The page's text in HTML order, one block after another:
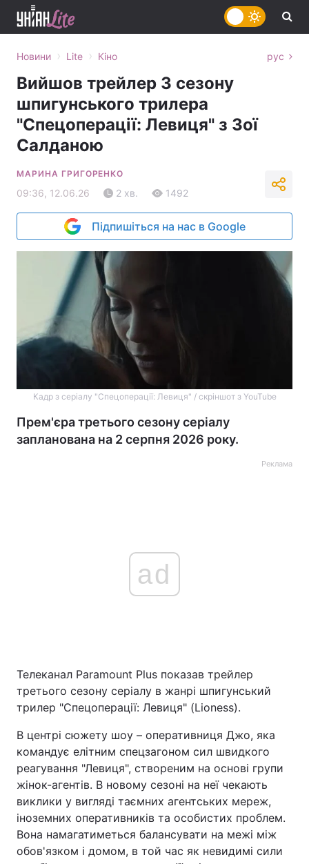
Головна Війна
Україна Політика
Економіка Світ
Спорт Наука
Техно і зв'язок Лайт
Здоров'я Туризм
Новини › Lite › Кіно рус
Вийшов трейлер 3 сезону
шпигунського трилера
"Спецоперації: Левиця" з Зої
Салданою
МАРИНА ГРИГОРЕНКО
09:36, 12.06.26 2 хв. 1492
Підпишіться на нас в Google
Кадр з серіалу "Спецоперації: Левиця" / скріншот з YouTube
Прем'єра третього сезону серіалу
запланована на 2 серпня 2026 року.
Реклама
ad
Телеканал Paramount Plus показав трейлер
третього сезону серіалу в жанрі шпигунський
трилер "Спецоперації: Левиця" (Lioness).
В центрі сюжету шоу – оперативниця Джо, яка
командує елітним спецзагоном сил швидкого
реагування "Левиця", створеним на основі групи
жінок-агентів. В новому сезоні на неї чекають
виклики у вигляді таємних агентських мереж,
іноземних оперативників та особистих проблем.
Вона намагатиметься балансувати на межі між
обов'язком і домом, в той час як невидимі сили